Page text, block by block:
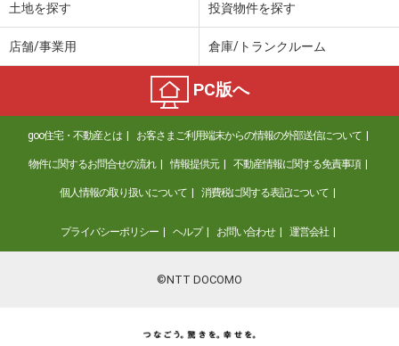
土地を探す 投資物件を探す
店舗/事業用 倉庫/トランクルーム
PC版へ
goo住宅・不動産とは お客さまご利用端末からの情報の外部送信について
物件に関するお問合せの流れ 情報提供元 不動産情報に関する免責事項
個人情報の取り扱いについて 消費税に関する表記について
プライバシーポリシー ヘルプ お問い合わせ 運営会社
©NTT DOCOMO